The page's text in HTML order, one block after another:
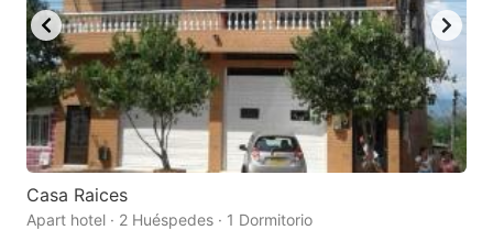
Casa Raices
Apart hotel · 2 Huéspedes · 1 Dormitorio